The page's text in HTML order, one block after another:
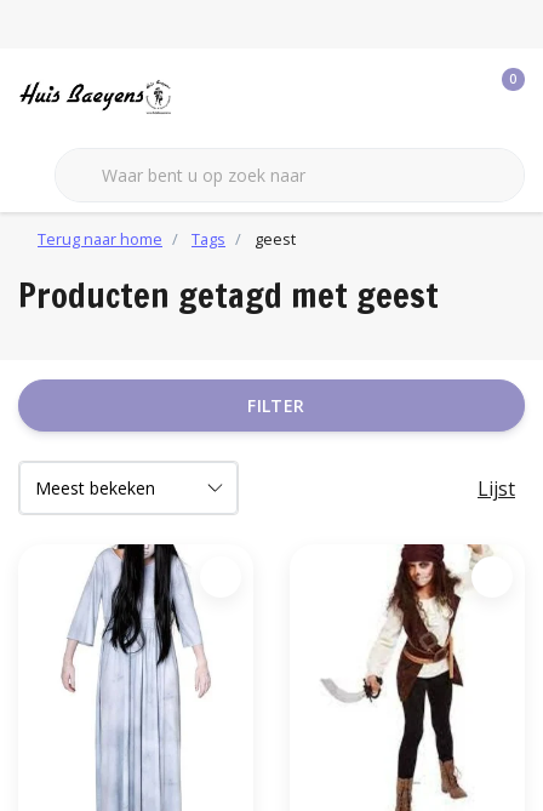
0
Terug naar home Tags geest
Producten getagd met geest
FILTER
Lijst